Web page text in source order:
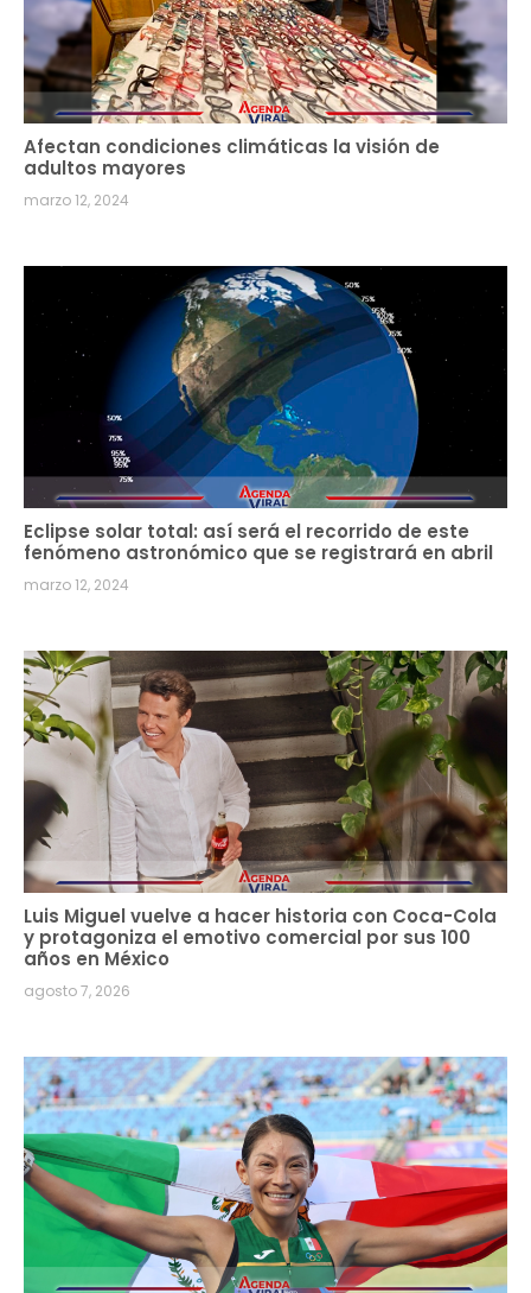
Afectan condiciones climáticas la visión de
adultos mayores
marzo 12, 2024
Eclipse solar total: así será el recorrido de este
fenómeno astronómico que se registrará en abril
marzo 12, 2024
Luis Miguel vuelve a hacer historia con Coca-Cola
y protagoniza el emotivo comercial por sus 100
años en México
agosto 7, 2026